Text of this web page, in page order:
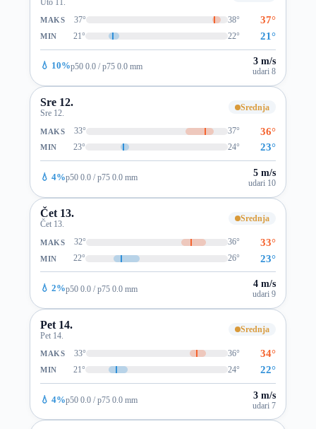
MAKS 37° 38° 37°
MIN 21° 22° 21°
💧 10%p50 0.0 / p75 0.0 mm 3 m/s
udari 8
Sre 12.
Sre 12.
Srednja
MAKS 33° 37° 36°
MIN 23° 24° 23°
💧 4%p50 0.0 / p75 0.0 mm 5 m/s
udari 10
Čet 13.
Čet 13.
Srednja
MAKS 32° 36° 33°
MIN 22° 26° 23°
💧 2%p50 0.0 / p75 0.0 mm 4 m/s
udari 9
Pet 14.
Pet 14.
Srednja
MAKS 33° 36° 34°
MIN 21° 24° 22°
💧 4%p50 0.0 / p75 0.0 mm 3 m/s
udari 7